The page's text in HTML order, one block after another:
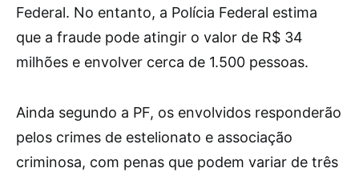
Federal. No entanto, a Polícia Federal estima
que a fraude pode atingir o valor de R$ 34
milhões e envolver cerca de 1.500 pessoas.
Ainda segundo a PF, os envolvidos responderão
pelos crimes de estelionato e associação
criminosa, com penas que podem variar de três